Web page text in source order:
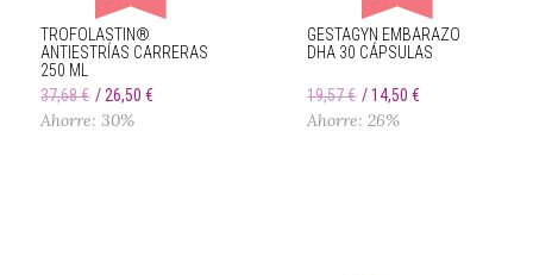
TROFOLASTIN®
ANTIESTRÍAS CARRERAS
250 ML
37,68 €
26,50 €
Ahorre: 30%
GESTAGYN EMBARAZO
DHA 30 CÁPSULAS
19,57 € 14,50 €
Ahorre: 26%